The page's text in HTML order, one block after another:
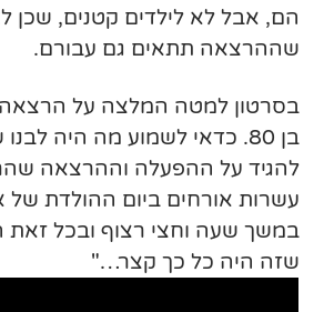
הם, אבל לא לילדים קטנים, שכן
שההרצאה תתאים גם עבורם.
בסרטון למטה המלצה על הרצאה
בן 80. כדאי לשמוע מה היה
להגיד על ההפעלה וההרצאה
עשרות אורחים ביום ההולדת של
במשך שעה וחצי רצוף ובכל
שזה היה כל כך קצר…"